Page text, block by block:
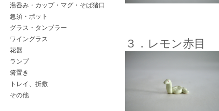
湯呑み・カップ・マグ・そば猪口
急須・ポット
グラス・タンブラー
ワイングラス
花器
ランプ
箸置き
トレイ、折敷
その他
３．レモン赤目